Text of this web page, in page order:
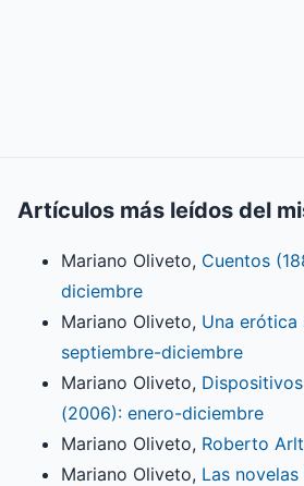
Artículos más leídos del
Mariano Oliveto, Cuentos
diciembre
Mariano Oliveto, Una erótica
septiembre-diciembre
Mariano Oliveto,
(2006): enero-diciembre
Mariano Oliveto, Roberto
Mariano Oliveto, Las